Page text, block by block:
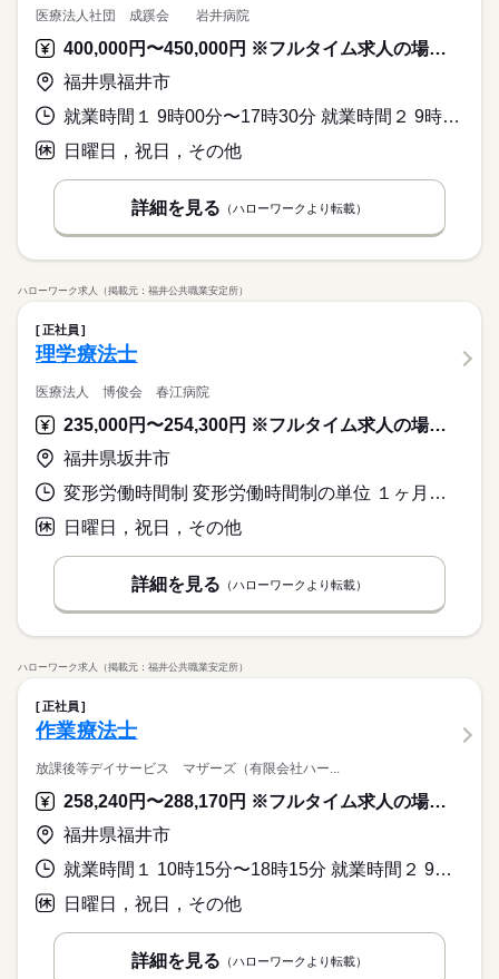
医療法人社団 成蹊会 岩井病院
400,000円〜450,000円 ※フルタイム求人の場合は月額（換算額）、パート求人の場合は時間額を表示しています。
福井県福井市
就業時間１ 9時00分〜17時30分 就業時間２ 9時00分〜11時30分 就業時間に関する特記事項 （２）木曜日
日曜日，祝日，その他
詳細を見る （ハローワークより転載）
ハローワーク求人（掲載元：福井公共職業安定所）
正社員
理学療法士
医療法人 博俊会 春江病院
235,000円〜254,300円 ※フルタイム求人の場合は月額（換算額）、パート求人の場合は時間額を表示しています。
福井県坂井市
変形労働時間制 変形労働時間制の単位 １ヶ月単位 就業時間１ 8時30分〜17時30分 就業時間２ 9時00分〜18時00分 就業時間に関する特記事項 週５日勤務
日曜日，祝日，その他
詳細を見る （ハローワークより転載）
ハローワーク求人（掲載元：福井公共職業安定所）
正社員
作業療法士
放課後等デイサービス マザーズ（有限会社ハー...
258,240円〜288,170円 ※フルタイム求人の場合は月額（換算額）、パート求人の場合は時間額を表示しています。
福井県福井市
就業時間１ 10時15分〜18時15分 就業時間２ 9時00分〜17時00分 就業時間に関する特記事項 （１）平日
日曜日，祝日，その他
詳細を見る （ハローワークより転載）